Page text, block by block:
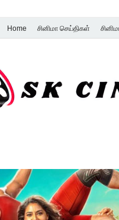
Home சினிமா செய்திகள்